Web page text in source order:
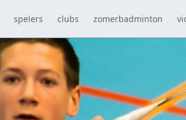
spelers clubs zomerbadminton